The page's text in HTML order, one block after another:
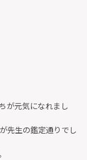
が元気になれまし
先生の鑑定通りでし